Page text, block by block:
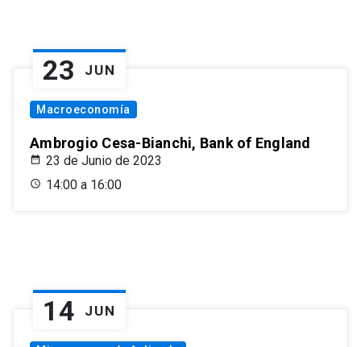
23 JUN
Macroeconomía
Ambrogio Cesa-Bianchi, Bank of England
23 de Junio de 2023
14:00 a 16:00
14 JUN